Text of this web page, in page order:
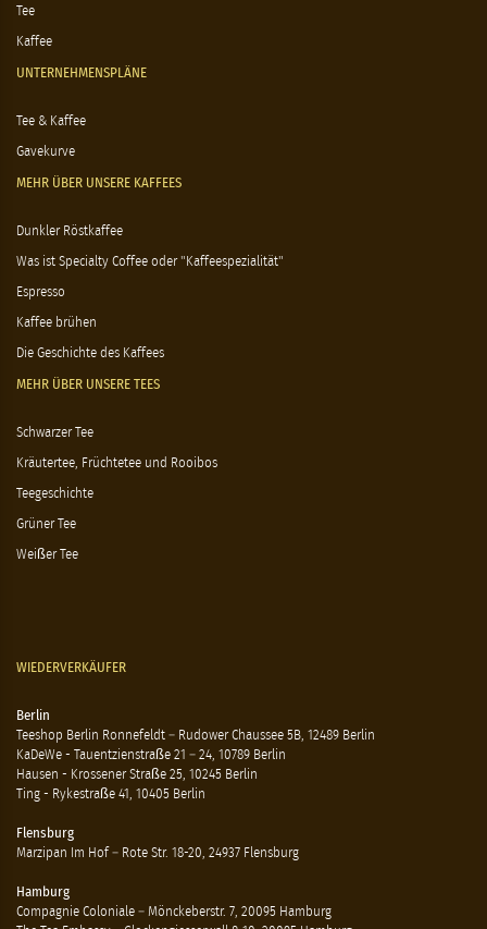
Tee
Kaffee
UNTERNEHMENSPLÄNE
Tee & Kaffee
Gavekurve
MEHR ÜBER UNSERE KAFFEES
Dunkler Röstkaffee
Was ist Specialty Coffee oder "Kaffeespezialität"
Espresso
Kaffee brühen
Die Geschichte des Kaffees
MEHR ÜBER UNSERE TEES
Schwarzer Tee
Kräutertee, Früchtetee und Rooibos
Teegeschichte
Grüner Tee
Weißer Tee
WIEDERVERKÄUFER
Berlin
Teeshop Berlin Ronnefeldt – Rudower Chaussee 5B, 12489 Berlin
KaDeWe - Tauentzienstraße 21 – 24, 10789 Berlin
Hausen - Krossener Straße 25, 10245 Berlin
Ting - Rykestraße 41, 10405 Berlin
Flensburg
Marzipan Im Hof – Rote Str. 18-20, 24937 Flensburg
Hamburg
Compagnie Coloniale – Mönckeberstr. 7, 20095 Hamburg